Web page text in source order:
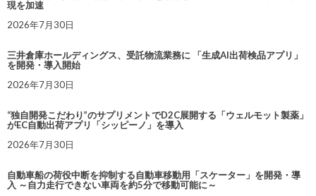
現を加速
2026年7月30日
三井倉庫ホールディングス、受託物流業務に 「生成AI出荷検品アプリ」
を開発・導入開始
2026年7月30日
“独自開発こだわり”のサプリメントでD2C展開する「ウェルモット製薬」
がEC自動出荷アプリ「シッピーノ」を導入
2026年7月30日
自動車船の荷役中断を抑制する自動車移動用「スケーター」を開発・導
入 ～自力走行できない車両を約5分で移動可能に～